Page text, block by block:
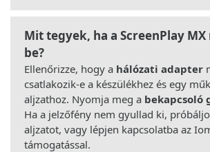
Mit tegyek, ha a ScreenPlay
be?
Ellenőrizze, hogy a hálózati adapter
csatlakozik-e a készülékhez és egy
aljzathoz. Nyomja meg a bekapcsoló
Ha a jelzőfény nem gyullad ki,
aljzatot, vagy lépjen kapcsolatba az
támogatással.